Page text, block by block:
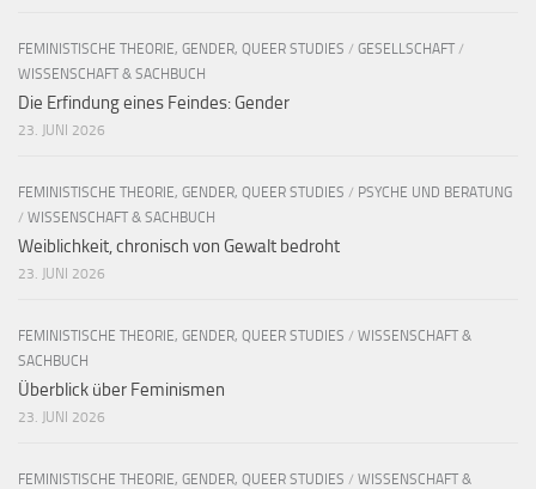
FEMINISTISCHE THEORIE, GENDER, QUEER STUDIES / GESELLSCHAFT /
WISSENSCHAFT & SACHBUCH
Die Erfindung eines Feindes: Gender
23. JUNI 2026
FEMINISTISCHE THEORIE, GENDER, QUEER STUDIES / PSYCHE UND BERATUNG
/ WISSENSCHAFT & SACHBUCH
Weiblichkeit, chronisch von Gewalt bedroht
23. JUNI 2026
FEMINISTISCHE THEORIE, GENDER, QUEER STUDIES / WISSENSCHAFT &
SACHBUCH
Überblick über Feminismen
23. JUNI 2026
FEMINISTISCHE THEORIE, GENDER, QUEER STUDIES / WISSENSCHAFT &